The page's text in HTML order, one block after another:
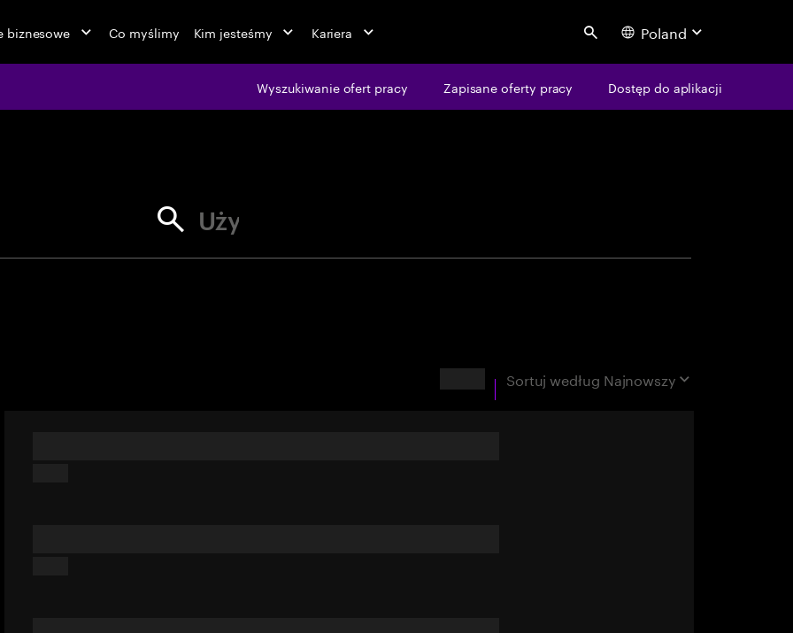
biznesowe Co myślimy Kim jesteśmy Kariera Search Poland
at Accenture
Wyszukiwanie ofert pracy Zapisane oferty pracy Dostęp do aplikacji
cudzysłowów dla dokładnych dopasowań
Sortuj według Najnowszy